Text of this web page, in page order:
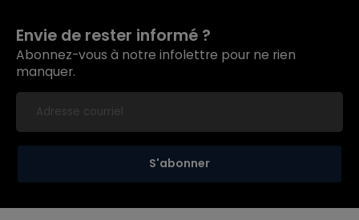
Envie de rester informé ?
Abonnez-vous à notre infolettre pour ne rien
manquer.
S'abonner